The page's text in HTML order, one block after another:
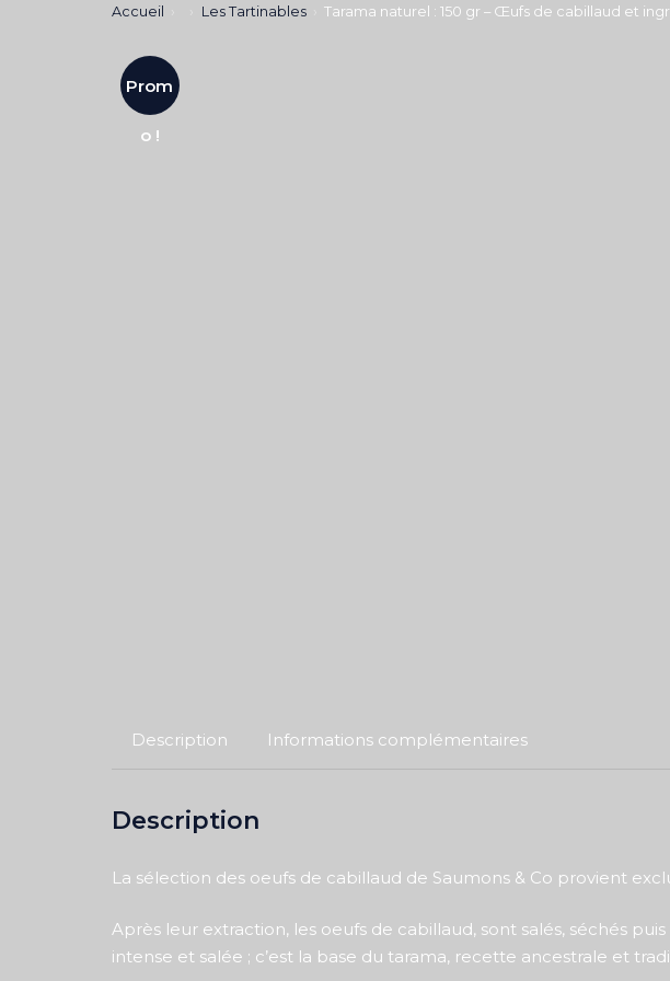
Accueil Les Tartinables Tarama naturel : 150 gr – Œufs de cabillaud et
Prom
o !
Description Informations complémentaires
Description
La sélection des oeufs de cabillaud de Saumons & Co provient
Après leur extraction, les oeufs de cabillaud, sont salés, séchés
intense et salée ; c’est la base du tarama, recette ancestrale et